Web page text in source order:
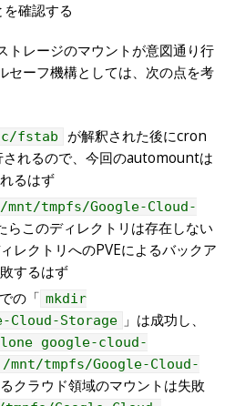
確認する
トレージのマウントが意図通り行
セーフ機構としては、次の点を考
fstab
が解釈された後にcron
れるので、今回のautomountは
るはず
tmpfs/Google-Cloud-
らこのディレクトリは存在しない
レクトリへのPVEによるバックア
するはず
の「 mkdir
Cloud-Storage 」は成功し、
google-cloud-
tmpfs/Google-Cloud-
クラウド領域のマウントは失敗